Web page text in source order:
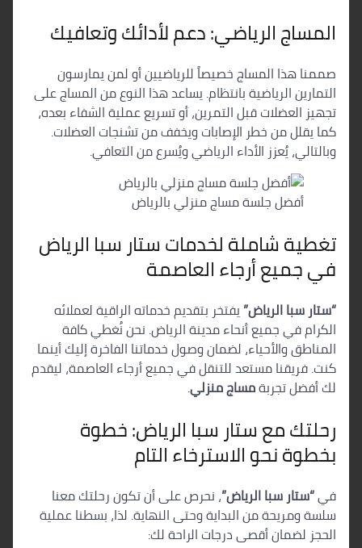
المساج الرياضي: دعم لأدائك وتعافيك
صممنا هذا المساج خصيصاً للرياضيين أو لمن يمارسون
التمارين الرياضية بانتظام. يساعد هذا النوع من المساج على
تجهيز العضلات قبل التمرين، أو تسريع عملية الشفاء بعده،
كما يقلل من خطر الإصابات ويخفف من تشنجات العضلات.
وبالتالي، يُعزز الأداء الرياضي ويُسرع من التعافي.
أفضل جلسة مساج منزلي بالرياض
تغطية شاملة لخدمات ستار سبا الرياض
في جميع أرجاء العاصمة
“ستار سبا الرياض”يفتخر بتقديم خدماته الراقية لعملائه
الكرام في جميع أنحاء مدينة الرياض. نحن نُغطي كافة
المناطق والأحياء، لضمان وصول خدماتنا الفاخرة إليك أينما
كنت. فريقنا مستعد للتنقل في جميع أرجاء العاصمة، ليقدم
لك أفضل تجربةمساج منزلي.
رحلتك مع ستار سبا الرياض: خطوة
بخطوة نحو الاسترخاء التام
في“ستار سبا الرياض”، نحرص على أن تكون رحلتك معنا
سلسة ومريحة من البداية وحتى النهاية. لذا، بسطنا عملية
الحجز لضمان أقصى درجات الراحة لك: